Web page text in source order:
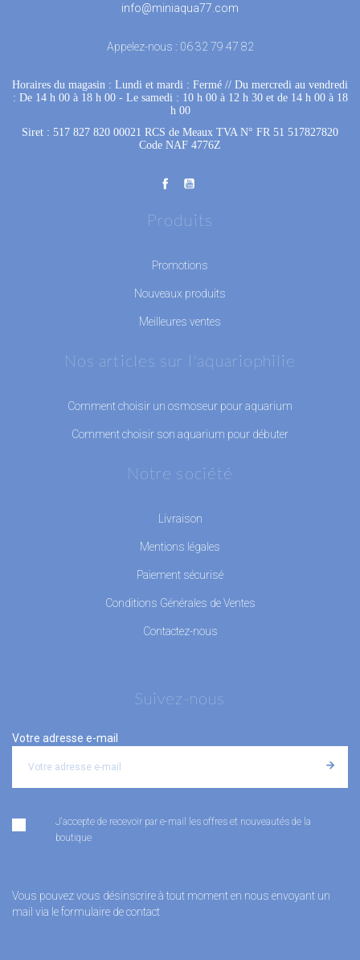
info@miniaqua77.com
Appelez-nous : 06 32 79 47 82
Horaires du magasin : Lundi et mardi : Fermé // Du mercredi au vendredi
: De 14 h 00 à 18 h 00 - Le samedi : 10 h 00 à 12 h 30 et de 14 h 00 à 18
h 00
Siret : 517 827 820 00021 RCS de Meaux TVA N° FR 51 517827820
Code NAF 4776Z
Produits
Promotions
Nouveaux produits
Meilleures ventes
Nos articles sur l'aquariophilie
Comment choisir un osmoseur pour aquarium
Comment choisir son aquarium pour débuter
Notre société
Livraison
Mentions légales
Paiement sécurisé
Conditions Générales de Ventes
Contactez-nous
Suivez-nous
Votre adresse e-mail
J'accepte de recevoir par e-mail les offres et nouveautés de la
boutique
Vous pouvez vous désinscrire à tout moment en nous envoyant un
mail via le formulaire de contact